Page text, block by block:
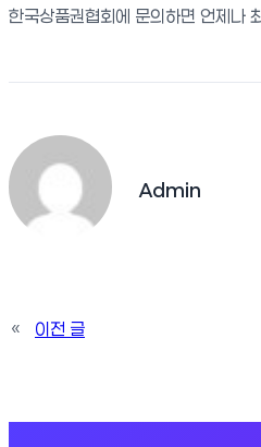
한국상품권협회에 문의하면 언제나
Admin
«
이전 글